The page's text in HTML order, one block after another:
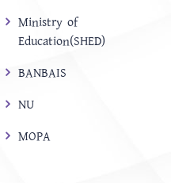
Ministry of
Education(SHED)
BANBAIS
NU
MOPA